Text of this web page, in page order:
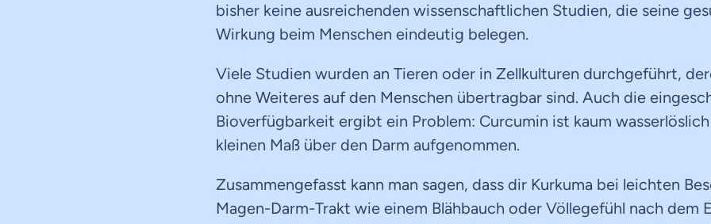
bisher keine ausreichenden wissenschaftlichen Studien, die seine
Wirkung beim Menschen eindeutig belegen.
Viele Studien wurden an Tieren oder in Zellkulturen durchgeführt,
ohne Weiteres auf den Menschen übertragbar sind. Auch die
Bioverfügbarkeit ergibt ein Problem: Curcumin ist kaum
kleinen Maß über den Darm aufgenommen.
Zusammengefasst kann man sagen, dass dir Kurkuma bei leichten
Magen-Darm-Trakt wie einem Blähbauch oder Völlegefühl nach dem